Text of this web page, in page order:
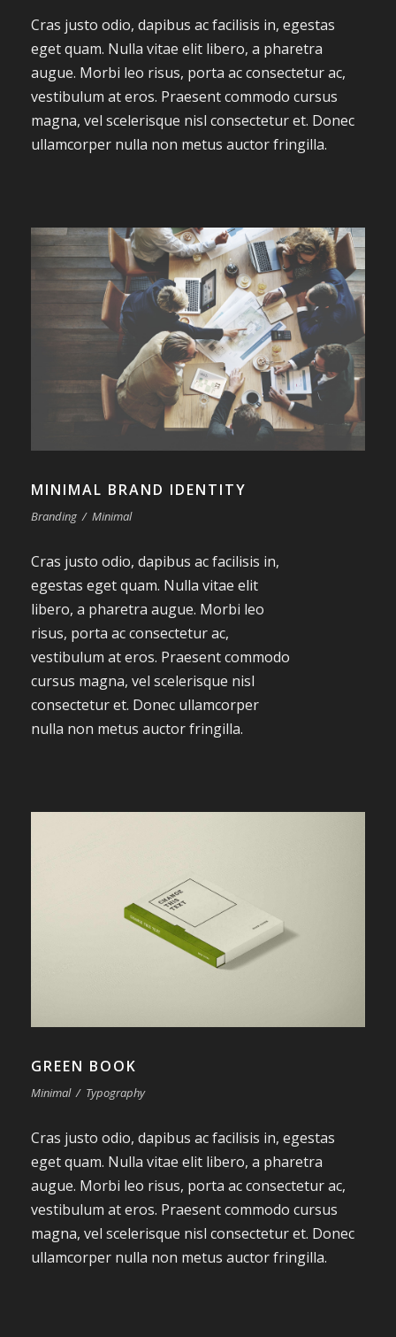
Cras justo odio, dapibus ac facilisis in, egestas
eget quam. Nulla vitae elit libero, a pharetra
augue. Morbi leo risus, porta ac consectetur ac,
vestibulum at eros. Praesent commodo cursus
magna, vel scelerisque nisl consectetur et. Donec
ullamcorper nulla non metus auctor fringilla.
MINIMAL BRAND IDENTITY
Branding / Minimal
Cras justo odio, dapibus ac facilisis in,
egestas eget quam. Nulla vitae elit
libero, a pharetra augue. Morbi leo
risus, porta ac consectetur ac,
vestibulum at eros. Praesent commodo
cursus magna, vel scelerisque nisl
consectetur et. Donec ullamcorper
nulla non metus auctor fringilla.
GREEN BOOK
Minimal / Typography
Cras justo odio, dapibus ac facilisis in, egestas
eget quam. Nulla vitae elit libero, a pharetra
augue. Morbi leo risus, porta ac consectetur ac,
vestibulum at eros. Praesent commodo cursus
magna, vel scelerisque nisl consectetur et. Donec
ullamcorper nulla non metus auctor fringilla.